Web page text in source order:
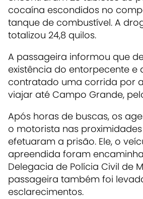
cocaína escondidos no
tanque de combustível. A
totalizou 24,8 quilos.
A passageira informou que
existência do entorpecente e
contratado uma corrida por
viajar até Campo Grande,
Após horas de buscas, os
o motorista nas
efetuaram a prisão. Ele, o
apreendida foram
Delegacia de Polícia Civil de
passageira também foi
esclarecimentos.